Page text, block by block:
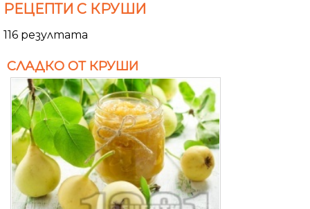
РЕЦЕПТИ С КРУШИ
116 резултата
СЛАДКО ОТ КРУШИ